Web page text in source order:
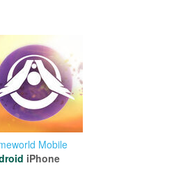
Mobile
iPhone